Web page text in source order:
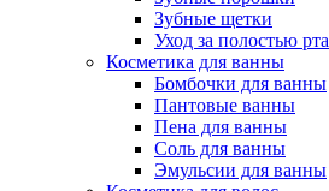
Зубные щетки
Уход за полостью рта
Косметика для ванны
Бомбочки для ванны
Пантовые ванны
Пена для ванны
Соль для ванны
Эмульсии для ванны